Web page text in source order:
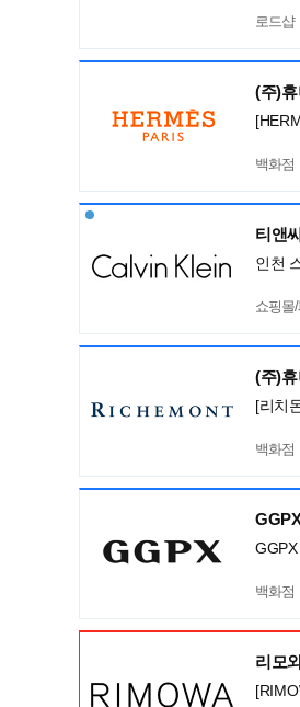
로드샵
(주)
백화점
티앤
인천
쇼핑몰
(주)
[리치
백화점
백화점
리모